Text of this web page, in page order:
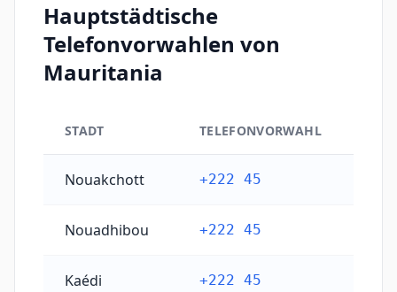
Hauptstädtische
Telefonvorwahlen von
Mauritania
STADT TELEFONVORWAHL
Nouakchott +222 45
Nouadhibou +222 45
Kaédi +222 45